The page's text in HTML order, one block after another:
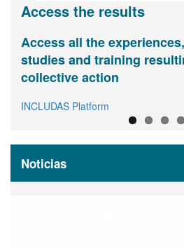
Access the results
Access all the
studies and training
collective action
INCLUDAS Platform
Digital agriculture and
Interactive info-graph
View and share basic
FORAGRO in one page
FORAGRO invites you
Assembly of Members
Noticias